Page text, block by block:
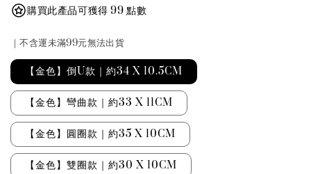
購買此產品可獲得 99 點數
｜不含運未滿99元無法出貨
【金色】倒U款｜約34 X 10.5CM
【金色】彎曲款｜約33 X 11CM
【金色】圓圈款｜約35 X 10CM
【金色】雙圈款｜約30 X 10CM